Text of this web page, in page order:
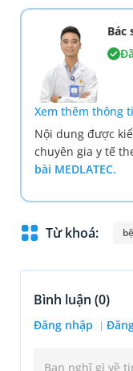
Bác
Xem thêm thông
Nội dung được
chuyên gia y tế
bài MEDLATEC.
Từ khoá:
Bình luận (0)
Đăng nhập